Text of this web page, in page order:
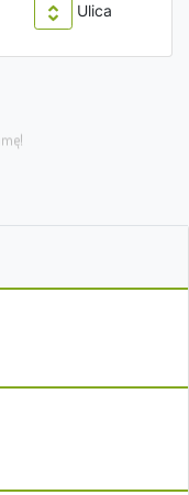
Ulica